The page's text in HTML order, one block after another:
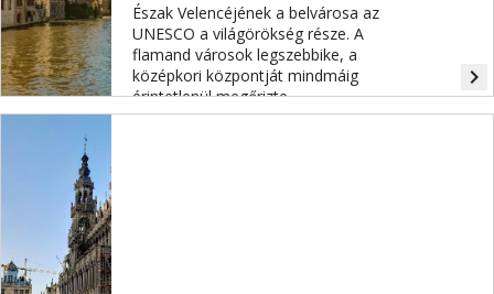
Észak Velencéjének a belvárosa az
UNESCO a világörökség része. A
flamand városok legszebbike, a
középkori központját mindmáig
érintetlenül megőrizte.
navigate_next